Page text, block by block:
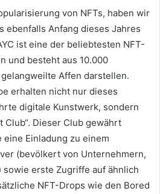
von NFTs, haben wir
ebenfalls Anfang dieses Jahres
ist eine der beliebtesten NFT-
und besteht aus 10.000
Affen darstellen.
erhalten nicht nur dieses
digitale Kunstwerk, sondern
Club“. Dieser Club gewährt
Einladung zu einem
(bevölkert von Unternehmern,
erste Zugriffe auf ähnlich
NFT-Drops wie den Bored